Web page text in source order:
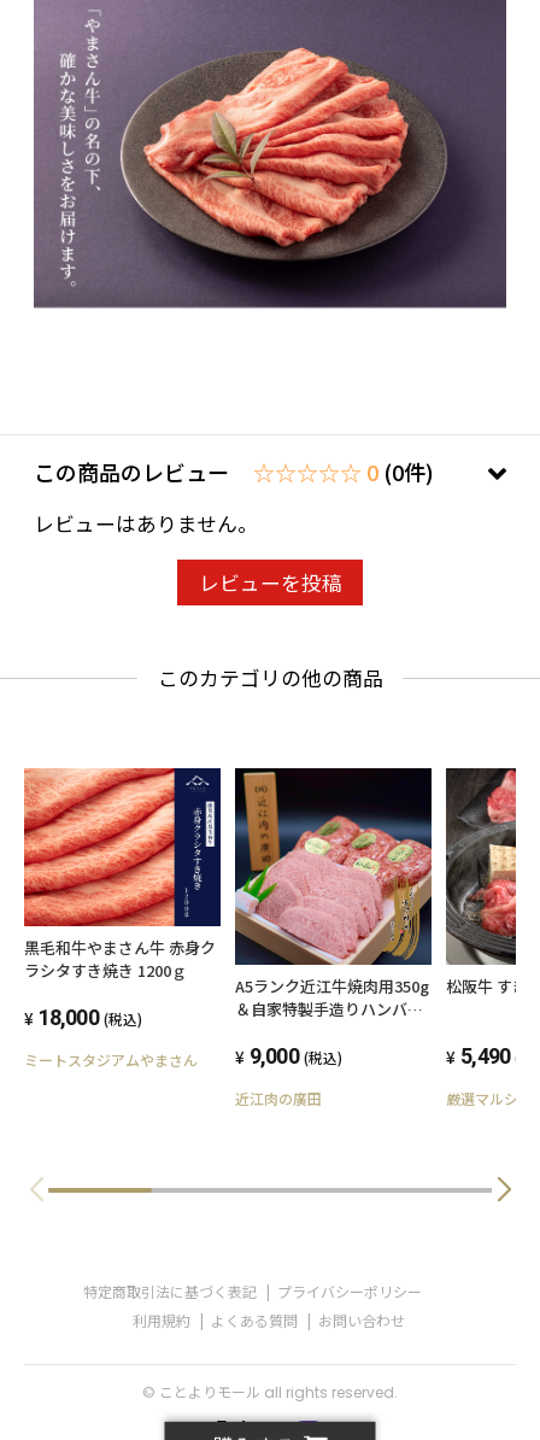
この商品のレビュー ☆☆☆☆☆ 0 (0件)
レビューはありません。
レビューを投稿
このカテゴリの他の商品
黒毛和牛やまさん牛 赤身ク
ラシタすき焼き 1200ｇ
18,000 (税込)
ミートスタジアムやまさん
A5ランク近江牛焼肉用350g
＆自家特製手造りハンバー
セット
9,000 (税込)
近江肉の廣田
松阪牛 すき
5,490 (税
厳選マルシェ
特定商取引法に基づく表記
プライバシーポリシー
利用規約
よくある質問 お問い合わせ
© ことよりモール all rights reserved.